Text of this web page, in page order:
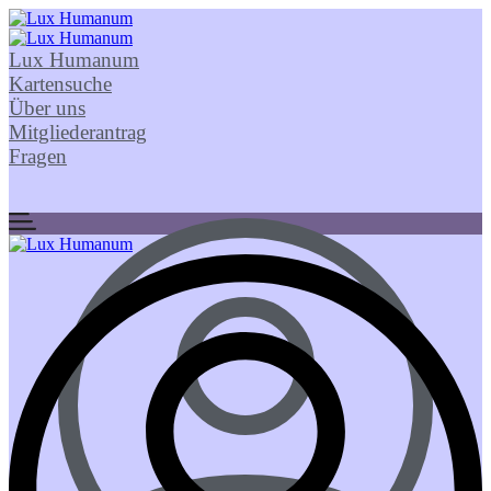
Lux Humanum
Kartensuche
Über uns
Mitgliederantrag
Fragen